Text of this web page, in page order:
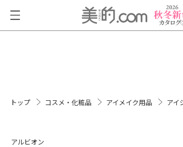
トップ コスメ・化粧品 アイメイク用品 アイ
アルビオン